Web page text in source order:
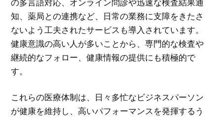
知、薬局との連携など、日常の業務に支障をきたさ
ないよう工夫されたサービスも導入されています。
健康意識の高い人が多いことから、専門的な検査や
継続的なフォロー、健康情報の提供にも積極的で
す。
これらの医療体制は、日々多忙なビジネスパーソン
が健康を維持し、高いパフォーマンスを発揮するう